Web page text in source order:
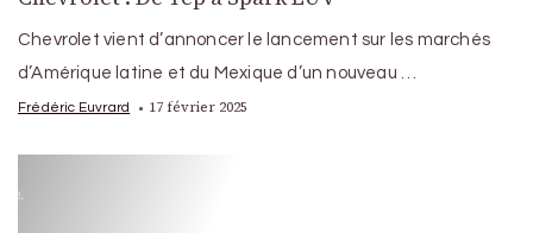
Chevrolet vient d’annoncer le lancement sur les marchés
d’Amérique latine et du Mexique d’un nouveau …
Frédéric Euvrard 17 février 2025